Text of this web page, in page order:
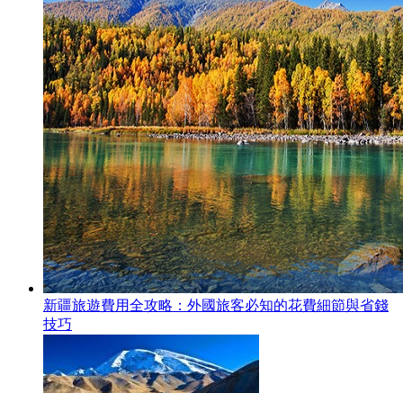
新疆旅遊費用全攻略：外國旅客必知的花費細節與省錢
技巧